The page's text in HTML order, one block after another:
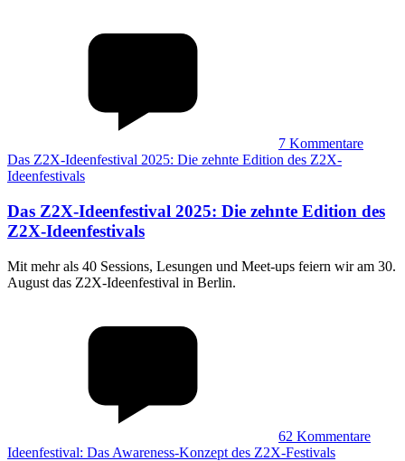
7 Kommentare
Das Z2X-Ideenfestival 2025: Die zehnte Edition des Z2X-
Ideenfestivals
Das Z2X-Ideenfestival 2025: Die zehnte Edition des
Z2X-Ideenfestivals
Mit mehr als 40 Sessions, Lesungen und Meet-ups feiern wir am 30.
August das Z2X-Ideenfestival in Berlin.
62 Kommentare
Ideenfestival: Das Awareness-Konzept des Z2X-Festivals